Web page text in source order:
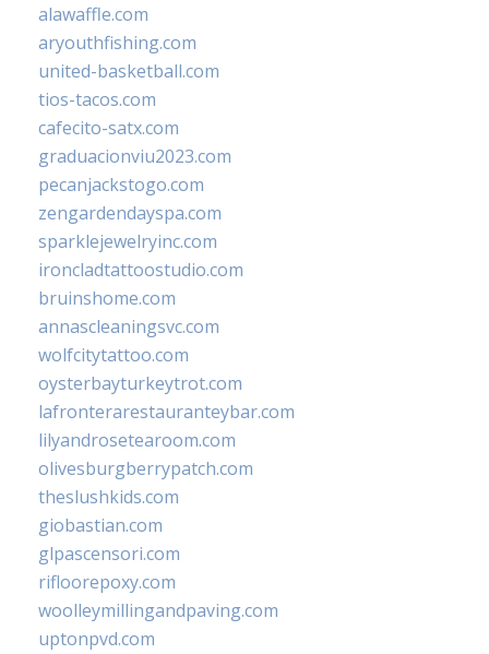
alawaffle.com
aryouthfishing.com
united-basketball.com
tios-tacos.com
cafecito-satx.com
graduacionviu2023.com
pecanjackstogo.com
zengardendayspa.com
sparklejewelryinc.com
ironcladtattoostudio.com
bruinshome.com
annascleaningsvc.com
wolfcitytattoo.com
oysterbayturkeytrot.com
lafronterarestauranteybar.com
lilyandrosetearoom.com
olivesburgberrypatch.com
theslushkids.com
giobastian.com
glpascensori.com
rifloorepoxy.com
woolleymillingandpaving.com
uptonpvd.com